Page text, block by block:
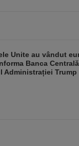
Unite au vândut
Banca
Administrației Trump